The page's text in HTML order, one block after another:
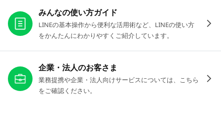
みんなの使い方ガイド
LINEの基本操作から便利な活用術など、LINEの使い方
をかんたんにわかりやすくご紹介しています。
企業・法人のお客さま
業務提携や企業・法人向けサービスについては、こちら
をご確認ください。